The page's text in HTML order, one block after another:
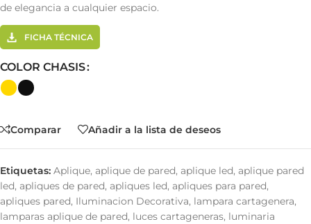
de elegancia a cualquier espacio.
FICHA TÉCNICA
COLOR CHASIS
Comparar Añadir a la lista de deseos
Etiquetas: Aplique, aplique de pared, aplique led, aplique pared
led, apliques de pared, apliques led, apliques para pared,
apliques pared, Iluminacion Decorativa, lampara cartagenera,
lamparas aplique de pared, luces cartageneras, luminaria